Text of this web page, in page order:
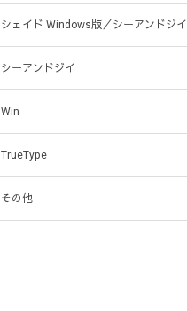
シェイド Windows版／シーアンドジイ
シーアンドジイ
Win
TrueType
その他